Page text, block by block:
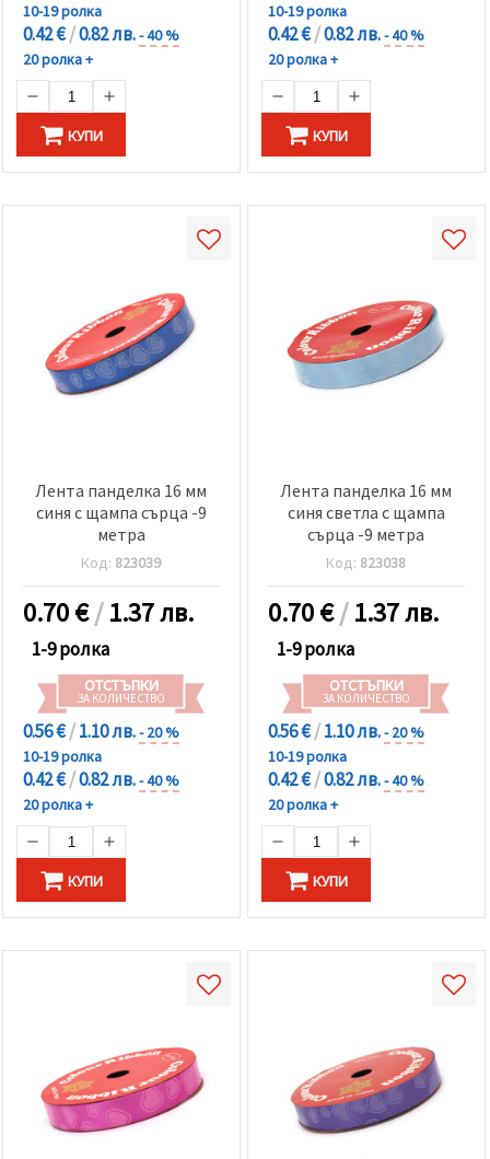
10-19 ролка
0.42 €/0.82 лв.- 40 %
20 ролка +
КУПИ
10-19 ролка
0.42 €/0.82 лв.- 40 %
20 ролка +
КУПИ
Лента панделка 16 мм
синя с щампа сърца -9
метра
Код: 823039
0.70€/1.37 лв.
1-9 ролка
ОТСТЪПКИ
ЗА КОЛИЧЕСТВО
0.56 €/1.10 лв.- 20 %
10-19 ролка
0.42 €/0.82 лв.- 40 %
20 ролка +
КУПИ
Лента панделка 16 мм
синя светла с щампа
сърца -9 метра
Код: 823038
0.70€/1.37 лв.
1-9 ролка
ОТСТЪПКИ
ЗА КОЛИЧЕСТВО
0.56 €/1.10 лв.- 20 %
10-19 ролка
0.42 €/0.82 лв.- 40 %
20 ролка +
КУПИ